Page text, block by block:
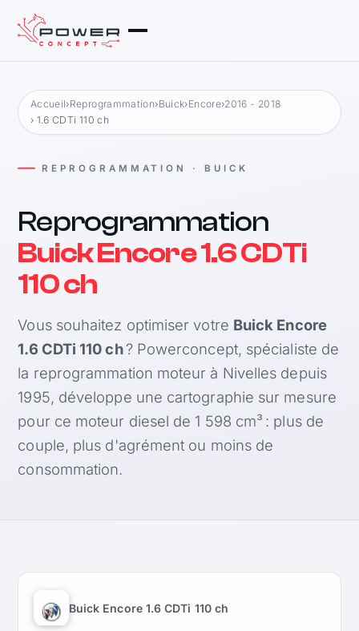
Accueil›Reprogrammation›Buick›Encore›2016 - 2018
› 1.6 CDTi 110 ch
REPROGRAMMATION · BUICK
Reprogrammation
Buick Encore 1.6 CDTi
110 ch
Vous souhaitez optimiser votre Buick Encore
1.6 CDTi 110 ch? Powerconcept, spécialiste de
la reprogrammation moteur à Nivelles depuis
1995, développe une cartographie sur mesure
pour ce moteur diesel de 1 598 cm³ : plus de
couple, plus d'agrément ou moins de
consommation.
Buick Encore 1.6 CDTi 110 ch